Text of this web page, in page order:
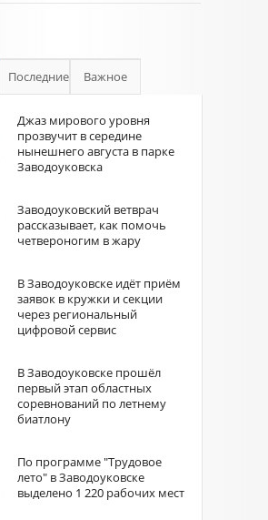
Последние Важное
Джаз мирового уровня
прозвучит в середине
нынешнего августа в парке
Заводоуковска
Заводоуковский ветврач
рассказывает, как помочь
четвероногим в жару
В Заводоуковске идёт приём
заявок в кружки и секции
через региональный
цифровой сервис
В Заводоуковске прошёл
первый этап областных
соревнований по летнему
биатлону
По программе "Трудовое
лето" в Заводоуковске
выделено 1 220 рабочих мест